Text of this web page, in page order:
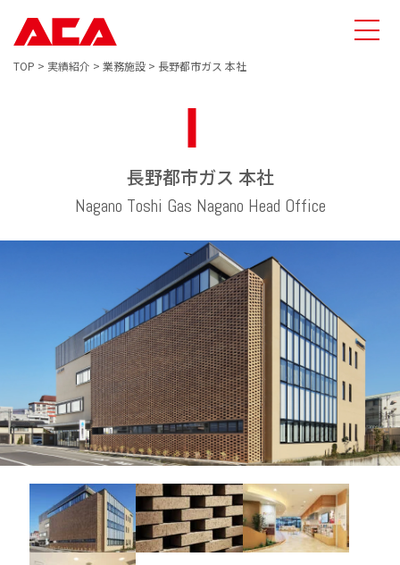
TOP > 実績紹介 > 業務施設 > 長野都市ガス 本社
長野都市ガス 本社
Nagano Toshi Gas Nagano Head Office